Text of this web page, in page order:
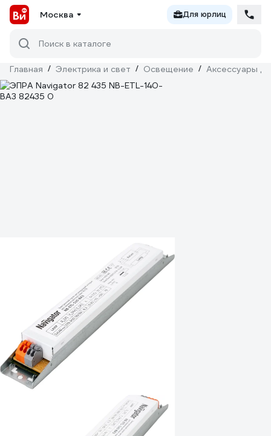
Москва Для юрлиц
Поиск в каталоге
Главная / Электрика и свет / Освещение / Аксессуары